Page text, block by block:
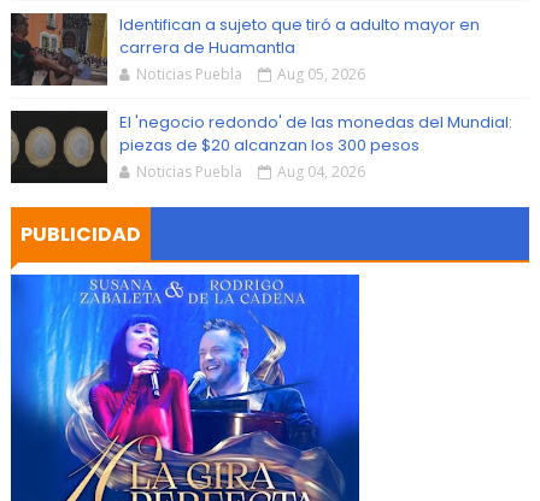
Identifican a sujeto que tiró a adulto mayor en
carrera de Huamantla
Noticias Puebla Aug 05, 2026
El 'negocio redondo' de las monedas del Mundial:
piezas de $20 alcanzan los 300 pesos
Noticias Puebla Aug 04, 2026
PUBLICIDAD